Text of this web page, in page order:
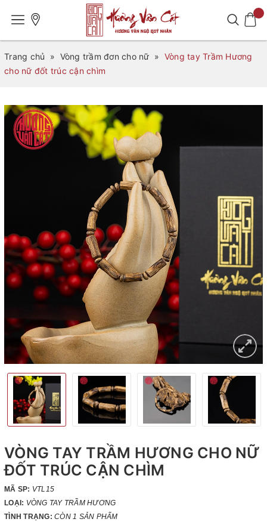
Trang chủ » Vòng trầm đơn cho nữ » Vòng tay Trầm Hương
cho nữ đốt trúc cận chìm
VÒNG TAY TRẦM HƯƠNG CHO NỮ
ĐỐT TRÚC CẬN CHÌM
MÃ SP: VTL15
LOẠI: VÒNG TAY TRẦM HƯƠNG
TÌNH TRẠNG: CÒN 1 SẢN PHẨM